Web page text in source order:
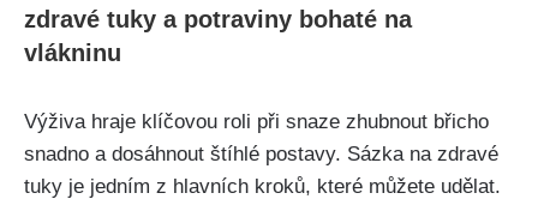
zdravé tuky a potraviny bohaté na⁤
vlákninu
Výživa hraje klíčovou roli⁤ při‍ snaze zhubnout břicho
snadno a⁤ dosáhnout štíhlé postavy. Sázka na zdravé
tuky je jedním z hlavních kroků, které můžete udělat.